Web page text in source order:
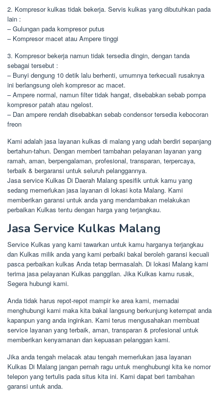
2. Kompresor kulkas tidak bekerja. Servis kulkas yang dibutuhkan pada
lain :
– Gulungan pada kompresor putus
– Kompresor macet atau Ampere tinggi
3. Kompresor bekerja namun tidak tersedia dingin, dengan tanda
sebagai tersebut :
– Bunyi dengung 10 detik lalu berhenti, umumnya terkecuali rusaknya
ini berlangsung oleh kompresor ac macet.
– Ampere normal, namun filter tidak hangat, disebabkan sebab pompa
kompresor patah atau ngelost.
– Dan ampere rendah disebabkan sebab condensor tersedia kebocoran
freon
Kami adalah jasa layanan kulkas di malang yang udah berdiri sepanjang
bertahun-tahun. Dengan memberi tambahan pelayanan layanan yang
ramah, aman, berpengalaman, profesional, transparan, terpercaya,
terbaik & bergaransi untuk seluruh pelanggannya.
Jasa service Kulkas Di Daerah Malang spesifik untuk kamu yang
sedang memerlukan jasa layanan di lokasi kota Malang. Kami
memberikan garansi untuk anda yang mendambakan melakukan
perbaikan Kulkas tentu dengan harga yang terjangkau.
Jasa Service Kulkas Malang
Service Kulkas yang kami tawarkan untuk kamu harganya terjangkau
dan Kulkas milik anda yang kami perbaiki bakal beroleh garansi kecuali
pasca perbaikan kulkas Anda tetap bermasalah. Di lokasi Malang kami
terima jasa pelayanan Kulkas panggilan. Jika Kulkas kamu rusak,
Segera hubungi kami.
Anda tidak harus repot-repot mampir ke area kami, memadai
menghubungi kami maka kita bakal langsung berkunjung ketempat anda
kapanpun yang anda inginkan. Kami terus mengusahakan membuat
service layanan yang terbaik, aman, transparan & profesional untuk
memberikan kenyamanan dan kepuasan pelanggan kami.
Jika anda tengah melacak atau tengah memerlukan jasa layanan
Kulkas Di Malang jangan pernah ragu untuk menghubungi kita ke nomor
telepon yang tertulis pada situs kita ini. Kami dapat beri tambahan
garansi untuk anda.